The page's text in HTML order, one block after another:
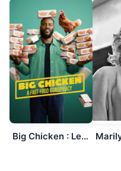
Big Chicken : Le complot de la malbouffe